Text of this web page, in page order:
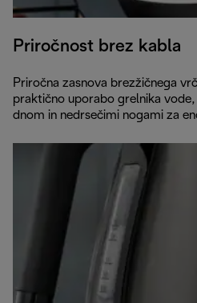
Priročnost brez kabla
Priročna zasnova brezžičnega
praktično uporabo grelnika
dnom in nedrsečimi nogami za